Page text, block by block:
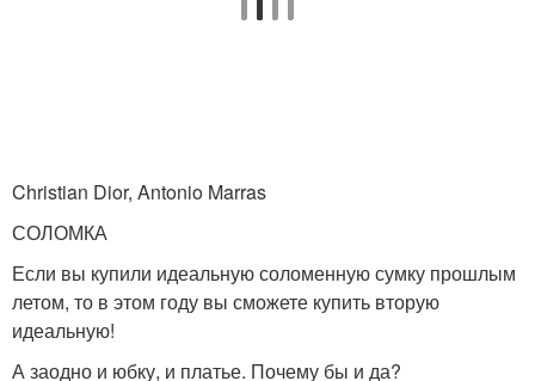
Christian Dior, Antonio Marras
СОЛОМКА
Если вы купили идеальную соломенную сумку прошлым
летом, то в этом году вы сможете купить вторую
идеальную!
А заодно и юбку, и платье. Почему бы и да?